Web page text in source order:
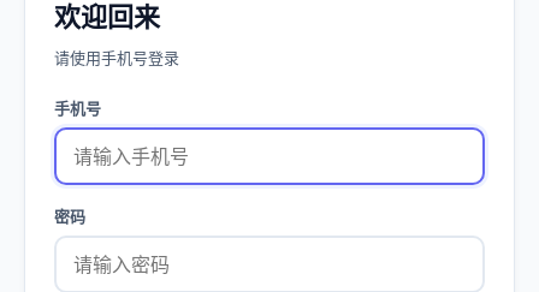
欢迎回来
请使用手机号登录
手机号
密码